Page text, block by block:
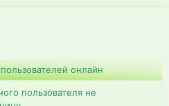
онлайн
пользователя не